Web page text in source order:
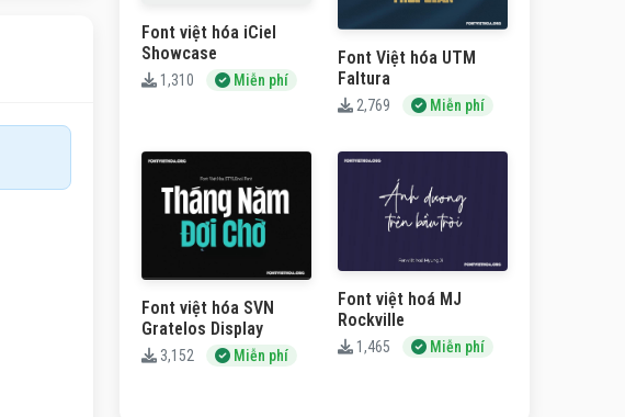
Font việt hóa iCiel
Showcase
1,310 Miễn phí
Font Việt hóa UTM
Faltura
2,769 Miễn phí
Font việt hóa SVN
Gratelos Display
3,152 Miễn phí
Font việt hoá MJ
Rockville
1,465 Miễn phí